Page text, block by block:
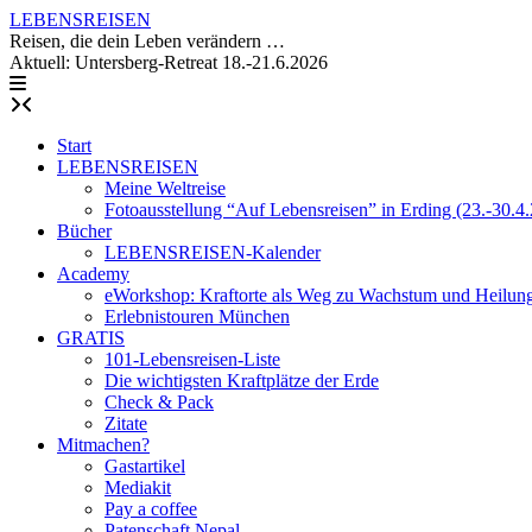
Skip
to
content
LEBENSREISEN
Reisen, die dein Leben verändern …
Aktuell: Untersberg-Retreat 18.-21.6.2026
Start
LEBENSREISEN
Meine Weltreise
Fotoausstellung “Auf Lebensreisen” in Erding (23.-
Bücher
LEBENSREISEN-Kalender
Academy
eWorkshop: Kraftorte als Weg zu Wachstum und
Erlebnistouren München
GRATIS
101-Lebensreisen-Liste
Die wichtigsten Kraftplätze der Erde
Check & Pack
Zitate
Mitmachen?
Gastartikel
Mediakit
Pay a coffee